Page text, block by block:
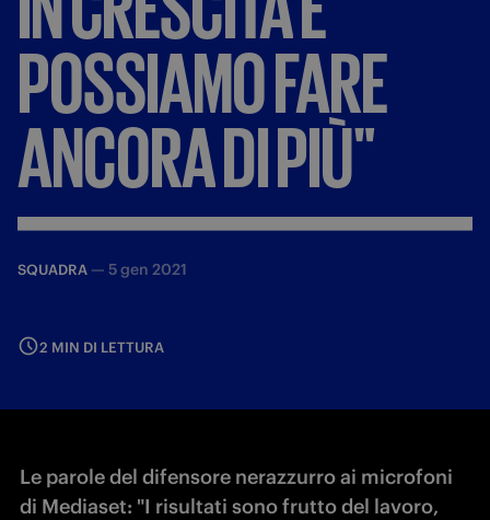
POSSIAMOFARE
ANCORADIPIÙ"
SQUADRA — 5 gen 2021
2 MIN DI LETTURA
Le parole del difensore nerazzurro ai microfoni
di Mediaset: "I risultati sono frutto del lavoro,